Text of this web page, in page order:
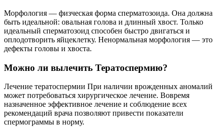
Морфология — физческая форма сперматозоида. Она должна
быть идеальной: овальная голова и длинный хвост. Только
идеальный сперматозоид способен быстро двигаться и
оплодотворить яйцеклетку. Ненормальная морфология — это
дефекты головы и хвоста.
Можно ли вылечить Тератоспермию?
Лечение тератоспермии При наличии врожденных аномалий
может потребоваться хирургическое лечение. Вовремя
назначенное эффективное лечение и соблюдение всех
рекомендаций врача позволяют привести показатели
спермограммы в норму.